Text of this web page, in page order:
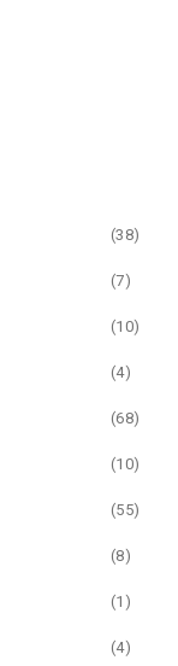
(38)
(7)
(10)
(4)
(68)
(10)
(55)
(8)
(1)
(4)